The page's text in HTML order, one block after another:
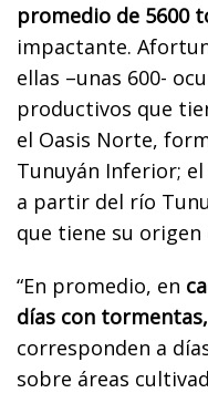
promedio de 5600
impactante.
ellas –unas 600-
productivos que
el Oasis Norte,
Tunuyán Inferior;
a partir del río
que tiene su
“En promedio, en
días con tormentas,
corresponden a
sobre áreas